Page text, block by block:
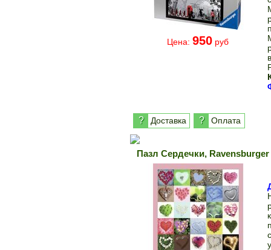
Цена: 950 руб
? Доставка ? Оплата
Пазл Сердечки, Ravensburger